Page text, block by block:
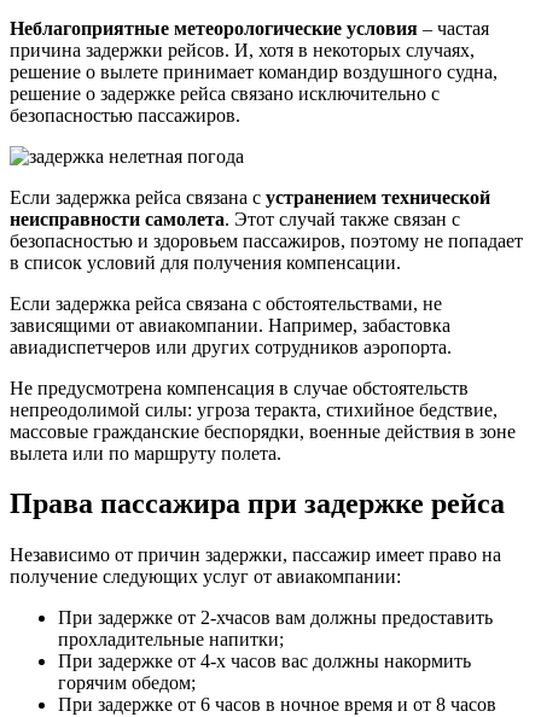
Неблагоприятные метеорологические условия – частая
причина задержки рейсов. И, хотя в некоторых случаях,
решение о вылете принимает командир воздушного судна,
решение о задержке рейса связано исключительно с
безопасностью пассажиров.
Если задержка рейса связана с устранением технической
неисправности самолета. Этот случай также связан с
безопасностью и здоровьем пассажиров, поэтому не попадает
в список условий для получения компенсации.
Если задержка рейса связана с обстоятельствами, не
зависящими от авиакомпании. Например, забастовка
авиадиспетчеров или других сотрудников аэропорта.
Не предусмотрена компенсация в случае обстоятельств
непреодолимой силы: угроза теракта, стихийное бедствие,
массовые гражданские беспорядки, военные действия в зоне
вылета или по маршруту полета.
Права пассажира при задержке рейса
Независимо от причин задержки, пассажир имеет право на
получение следующих услуг от авиакомпании:
При задержке от 2-хчасов вам должны предоставить
прохладительные напитки;
При задержке от 4-х часов вас должны накормить
горячим обедом;
При задержке от 6 часов в ночное время и от 8 часов